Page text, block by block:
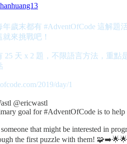
年歲末都有 #AdventOfCode 這解題
就來挑戰吧！
25 天 x 2 題，不限語言方法，重點
2019/day/1
@ericwastl
goal for #AdventOfCode is to help
that might be interested in
the first puzzle with them! 🧩➡️🌟🌟